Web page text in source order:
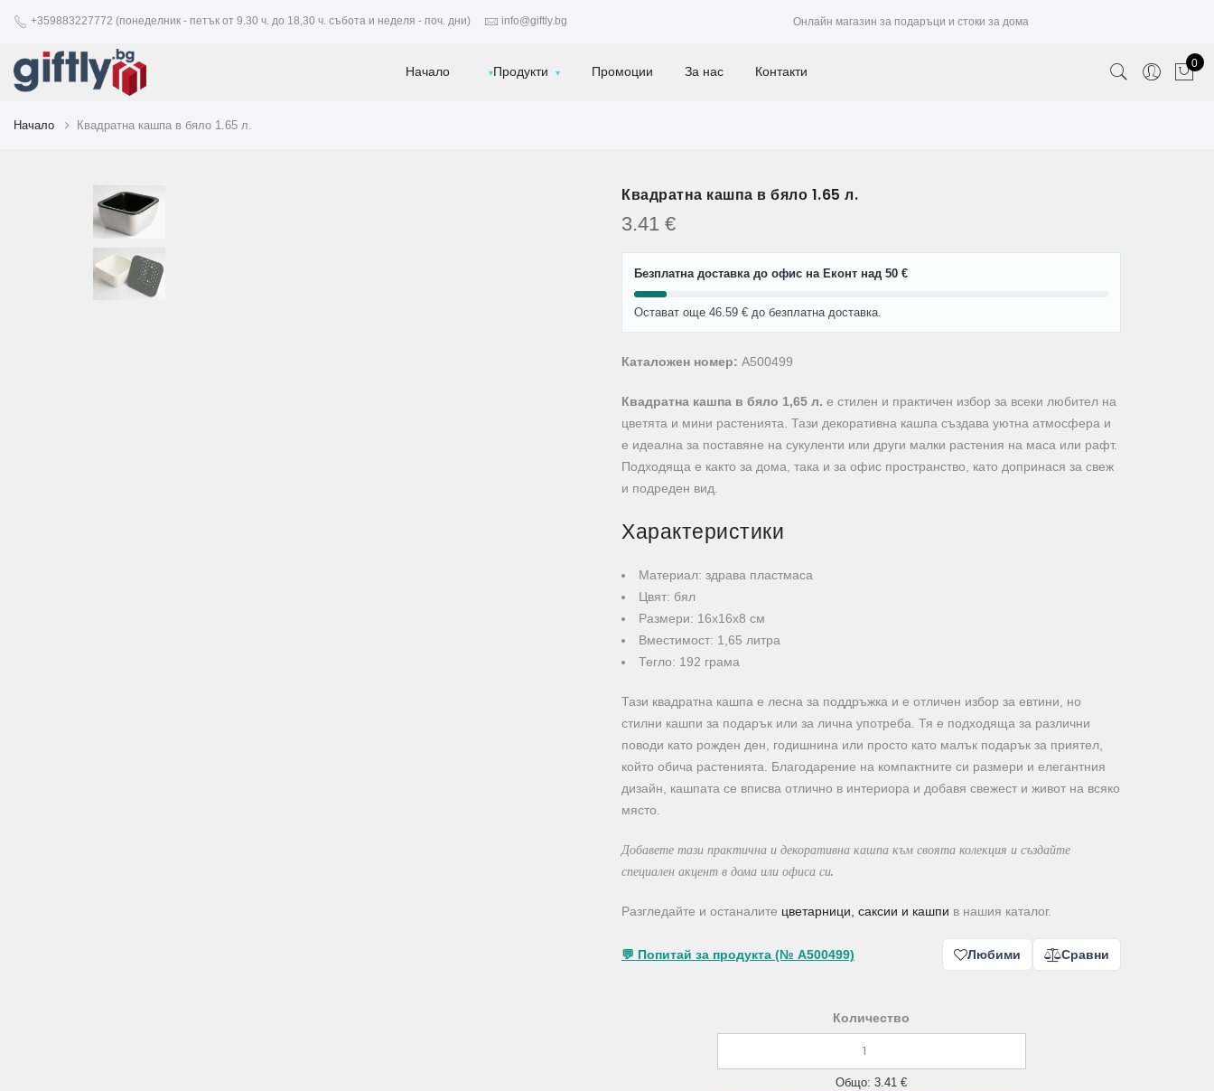
+359883227772 (понеделник - петък от 9.30 ч. до 18,30 ч. събота и неделя - поч. дни) info@giftly.bg Онлайн магазин за подаръци и стоки за дома
Начало Продукти Промоции За нас Контакти 0
Начало Квадратна кашпа в бяло 1.65 л.
Квадратна кашпа в бяло 1.65 л.
3.41 €
Безплатна доставка до офис на Еконт над 50 €
Остават още 46.59 € до безплатна доставка.
Каталожен номер: A500499
Квадратна кашпа в бяло 1,65 л. е стилен и практичен избор за всеки любител на
цветята и мини растенията. Тази декоративна кашпа създава уютна атмосфера и
е идеална за поставяне на сукуленти или други малки растения на маса или рафт.
Подходяща е както за дома, така и за офис пространство, като допринася за свеж
и подреден вид.
Характеристики
Материал: здрава пластмаса
Цвят: бял
Размери: 16х16х8 см
Вместимост: 1,65 литра
Тегло: 192 грама
Тази квадратна кашпа е лесна за поддръжка и е отличен избор за евтини, но
стилни кашпи за подарък или за лична употреба. Тя е подходяща за различни
поводи като рожден ден, годишнина или просто като малък подарък за приятел,
който обича растенията. Благодарение на компактните си размери и елегантния
дизайн, кашпата се вписва отлично в интериора и добавя свежест и живот на всяко
място.
Добавете тази практична и декоративна кашпа към своята колекция и създайте
специален акцент в дома или офиса си.
Разгледайте и останалите цветарници, саксии и кашпи в нашия каталог.
💬 Попитай за продукта (№ A500499) Любими Сравни
Количество
Общо: 3.41 €